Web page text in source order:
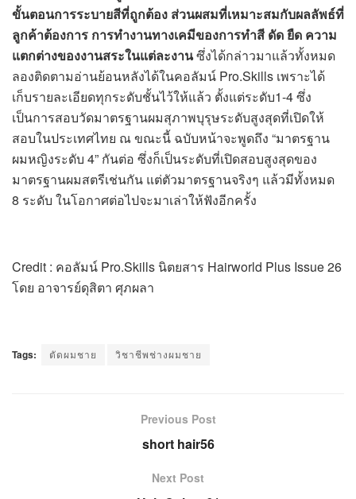
ขั้นตอนการระบายสีที่ถูกต้อง ส่วนผสมที่เหมาะสมกับผลลัพธ์ที่
ลูกค้าต้องการ การทำงานทางเคมีของการทำสี ดัด ยืด ความ
แตกต่างของงานสระในแต่ละงานซึ่งได้กล่าวมาแล้วทั้งหมด
ลองติดตามอ่านย้อนหลังได้ในคอลัมน์ Pro.Skills เพราะได้
เก็บรายละเอียดทุกระดับชั้นไว้ให้แล้ว ตั้งแต่ระดับ1-4 ซึ่ง
เป็นการสอบวัดมาตรฐานผมสุภาพบุรุษระดับสูงสุดที่เปิดให้
สอบในประเทศไทย ณ ขณะนี้ ฉบับหน้าจะพูดถึง “มาตรฐาน
ผมหญิงระดับ 4” กันต่อ ซึ่งก็เป็นระดับที่เปิดสอบสูงสุดของ
มาตรฐานผมสตรีเช่นกัน แต่ตัวมาตรฐานจริงๆ แล้วมีทั้งหมด
8 ระดับ ในโอกาศต่อไปจะมาเล่าให้ฟังอีกครั้ง
Credit : คอลัมน์ Pro.Skills นิตยสาร Hairworld Plus Issue 26
โดย อาจารย์ดุสิตา ศุภผลา
Tags: ตัดผมชาย วิชาชีพช่างผมชาย
Previous Post
short hair56
Next Post